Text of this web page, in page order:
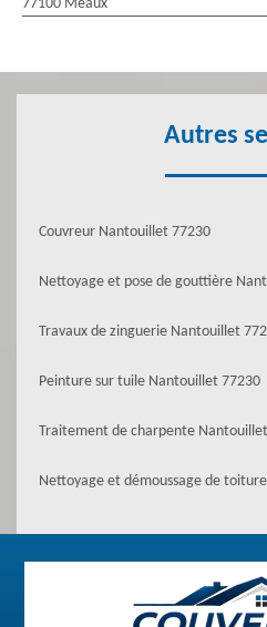
77100 Meaux
Autres
Couvreur Nantouillet 77230
Nettoyage et pose de gouttière
Travaux de zinguerie Nantouillet
Peinture sur tuile Nantouillet 77230
Traitement de charpente
Nettoyage et démoussage de